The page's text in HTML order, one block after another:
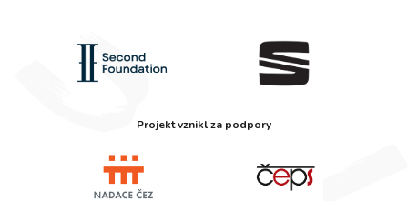
Projekt vznikl za podpory